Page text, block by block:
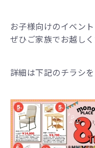
お子様向けのイベン
ぜひご家族でお越し
詳細は下記のチラシを